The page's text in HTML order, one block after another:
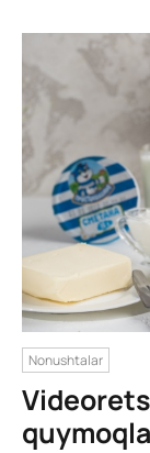
Nonushtalar